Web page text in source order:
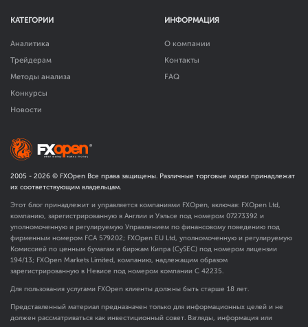
КАТЕГОРИИ
Аналитика
Трейдерам
Методы анализа
Конкурсы
Новости
ИНФОРМАЦИЯ
О компании
Контакты
FAQ
2005 - 2026 © FXOpen Все права защищены. Различные торговые марки принадлежат
их соответствующим владельцам.
Этот блог принадлежит и управляется компаниями FXOpen, включая: FXOpen Ltd,
компанию, зарегистрированную в Англии и Уэльсе под номером 07273392 и
уполномоченную и регулируемую Управлением по финансовому поведению под
фирменным номером FCA 579202; FXOpen EU Ltd, уполномоченную и регулируемую
Комиссией по ценным бумагам и биржам Кипра (CySEC) под номером лицензии
194/13; FXOpen Markets Limited, компанию, надлежащим образом
зарегистрированную в Невисе под номером компании C 42235.
Для пользования услугами FXOpen клиенты должны быть старше 18 лет.
Представленный материал предназначен только для информационных целей и не
должен рассматриваться как инвестиционный совет. Взгляды, информация или